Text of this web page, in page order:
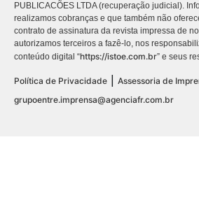
PUBLICACÕES LTDA (recuperação judicial).
realizamos cobranças e que também não
contrato de assinatura da revista impressa de
autorizamos terceiros a fazê-lo, nos
conteúdo digital “https://istoe.com.br” e seus
Política de Privacidade
Assessoria de
grupoentre.imprensa@agenciafr.com.br